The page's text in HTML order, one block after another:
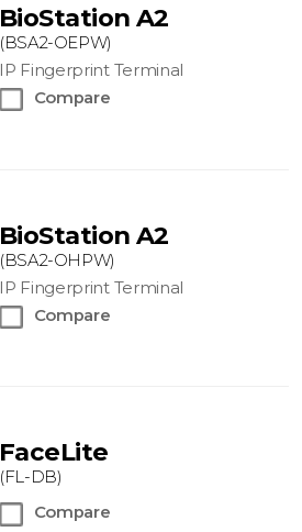
BioStation A2
(BSA2-OEPW)
IP Fingerprint Terminal
Compare
BioStation A2
(BSA2-OHPW)
IP Fingerprint Terminal
Compare
FaceLite
(FL-DB)
Compare